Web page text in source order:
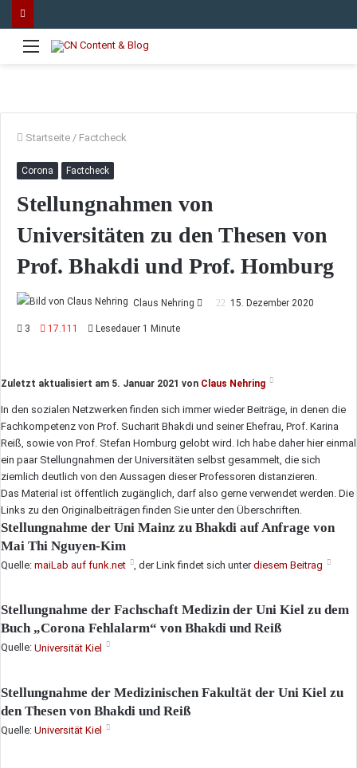
Menü
Startseite / Factcheck
Corona Factcheck
Stellungnahmen von
Universitäten zu den Thesen von
Prof. Bhakdi und Prof. Homburg
Claus Nehring
Sende
Mail
15. Dezember 2020
3 17.111 Lesedauer 1 Minute
Zuletzt aktualisiert am 5. Januar 2021 von Claus Nehring
In den sozialen Netzwerken finden sich immer wieder Beiträge, in denen die
Fachkompetenz von Prof. Sucharit Bhakdi und seiner Ehefrau, Prof. Karina
Reiß, sowie von Prof. Stefan Homburg gelobt wird. Ich habe daher hier einmal
ein paar Stellungnahmen der Universitäten selbst gesammelt, die sich
ziemlich deutlich von den Aussagen dieser Professoren distanzieren.
Das Material ist öffentlich zugänglich, darf also gerne verwendet werden. Die
Links zu den Originalbeiträgen finden Sie unter den Überschriften.
Stellungnahme der Uni Mainz zu Bhakdi auf Anfrage von
Mai Thi Nguyen-Kim
Quelle: maiLab auf funk.net , der Link findet sich unterdiesem Beitrag
Stellungnahme der Fachschaft Medizin der Uni Kiel zu dem
Buch „Corona Fehlalarm“ von Bhakdi und Reiß
Quelle: Universität Kiel
Stellungnahme der Medizinischen Fakultät der Uni Kiel zu
den Thesen von Bhakdi und Reiß
Quelle: Universität Kiel